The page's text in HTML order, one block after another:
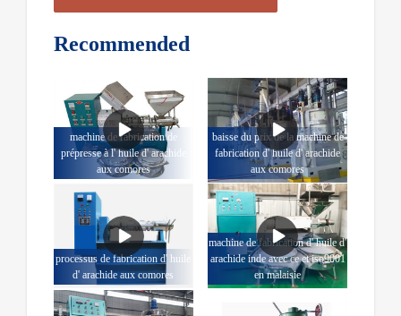
Recommended
machine de fabrication de
prépresse à l' huile d' arachide
aux comores
baisse du prix de la machine de
fabrication d' huile d' arachide
aux comores
processus de fabrication d' huile
d' arachide aux comores
machine de fabrication d' huile d'
arachide inde avec ce et iso9001
en malaisie